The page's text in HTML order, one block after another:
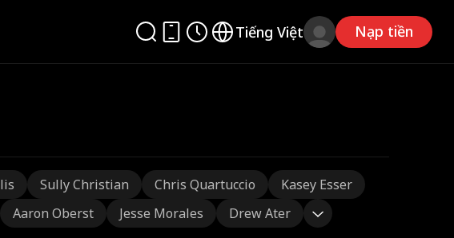
Tiếng Việt Nạp tiền
Sully Christian Chris Quartuccio
Kasey Esser
Aaron Oberst Jesse Morales Drew Ater